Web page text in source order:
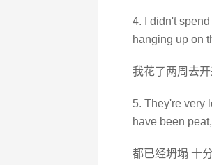
4. I didn't
hanging up on
我花了两周去
5. They're very
have been
都已经坍塌 十